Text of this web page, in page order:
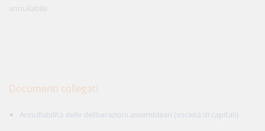
annullabile.
Documenti collegati
Annullabilità delle deliberazioni assembleari (società di capitali)